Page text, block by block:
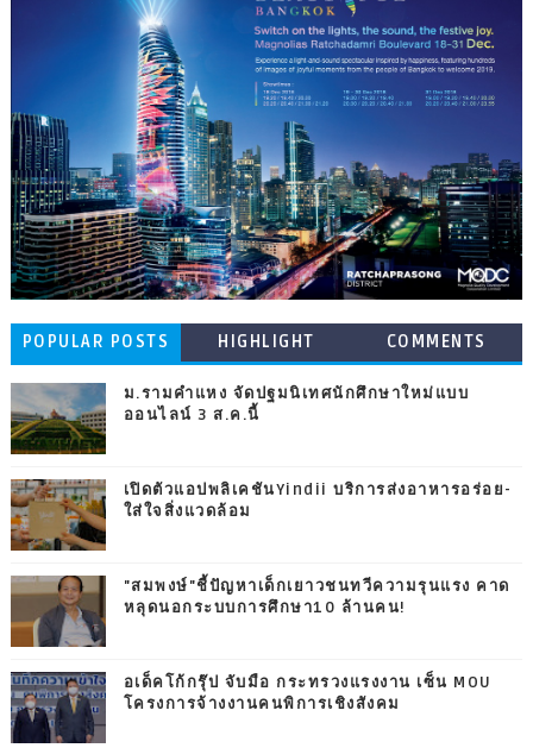
POPULAR POSTS HIGHLIGHT COMMENTS
ม.รามคำแหง จัดปฐมนิเทศนักศึกษาใหม่แบบ
ออนไลน์ 3 ส.ค.นี้
เปิดตัวแอปพลิเคชันYindii บริการส่งอาหารอร่อย-
ใส่ใจสิ่งแวดล้อม
"สมพงษ์"ชี้ปัญหาเด็กเยาวชนทวีความรุนแรง คาด
หลุดนอกระบบการศึกษา10 ล้านคน!
อเด็คโก้กรุ๊ป จับมือ กระทรวงแรงงาน เซ็น MOU
โครงการจ้างงานคนพิการเชิงสังคม